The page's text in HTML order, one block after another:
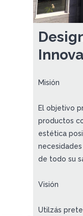
Misión
El objetivo
productos
estética
de todo su
Visión
Utilzás